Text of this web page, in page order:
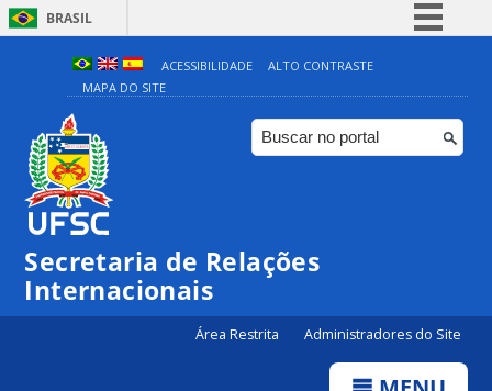
BRASIL
Simplifique!
Comunica BR
Participe
ACESSIBILIDADE
ALTO CONTRASTE
MAPA DO SITE
Secretaria de Relações
Internacionais
Área Restrita Administradores do Site